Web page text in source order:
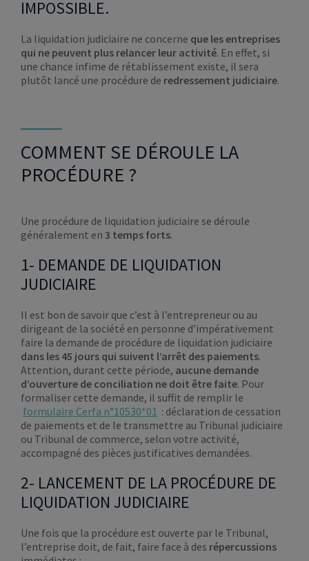
IMPOSSIBLE.
La liquidation judiciaire ne concerne que les entreprises
qui ne peuvent plus relancer leur activité. En effet, si
une chance infime de rétablissement existe, il sera
plutôt lancé une procédure de redressement judiciaire.
COMMENT SE DÉROULE LA
PROCÉDURE ?
Une procédure de liquidation judiciaire se déroule
généralement en 3 temps forts.
1- DEMANDE DE LIQUIDATION
JUDICIAIRE
Il est bon de savoir que c’est à l’entrepreneur ou au
dirigeant de la société en personne d’impérativement
faire la demande de procédure de liquidation judiciaire
dans les 45 jours qui suivent l’arrêt des paiements.
Attention, durant cette période, aucune demande
d’ouverture de conciliation ne doit être faite. Pour
formaliser cette demande, il suffit de remplir le
formulaire Cerfa n°10530*01 : déclaration de cessation
de paiements et de le transmettre au Tribunal judiciaire
ou Tribunal de commerce, selon votre activité,
accompagné des pièces justificatives demandées.
2- LANCEMENT DE LA PROCÉDURE DE
LIQUIDATION JUDICIAIRE
Une fois que la procédure est ouverte par le Tribunal,
l’entreprise doit, de fait, faire face à des répercussions